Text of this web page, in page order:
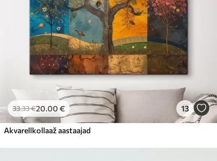
33.33€20.00 € 13
Akvarellkollaaž aastaajad